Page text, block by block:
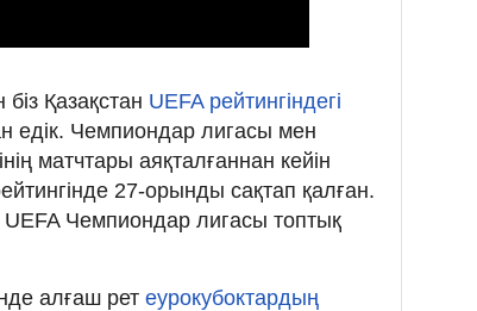
біз Қазақстан UEFA рейтингіндегі
едік. Чемпиондар лигасы мен
матчтары аяқталғаннан кейін
27-орынды сақтап қалған.
Чемпиондар лигасы топтық
алғаш рет еурокубоктардың